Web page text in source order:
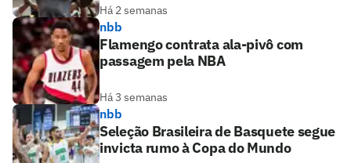
Há 2 semanas
nbb
Flamengo contrata ala-pivô com
passagem pela NBA
Há 3 semanas
nbb
Seleção Brasileira de Basquete segue
invicta rumo à Copa do Mundo